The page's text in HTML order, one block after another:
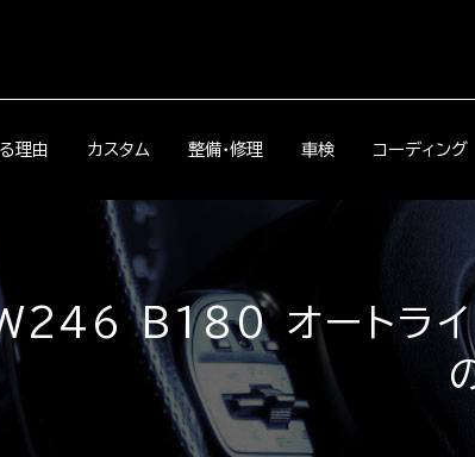
理由 カスタム 整備・修理 車検 コーディング
B180 オートライ